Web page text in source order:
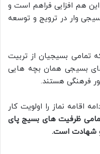
هم افزایی فراهم است و
وار در ترویج و توسعه
تمامی بسیجیان از تربیت
بسیجی همان بچه هایی
فرهنگی هستند.
اقامه نماز را اولویت کار
ظرفیت های بسیج پای
و شهادت است.